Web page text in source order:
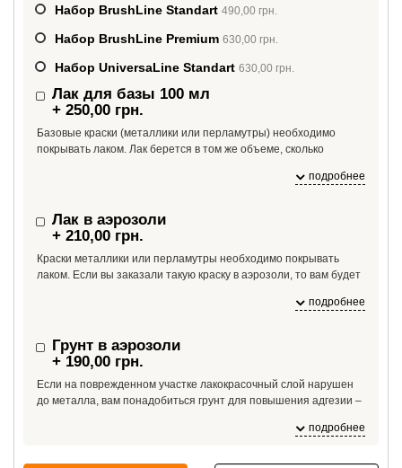
Набор BrushLine Standart 490,00 грн.
Набор BrushLine Premium 630,00 грн.
Набор UniversaLine Standart 630,00 грн.
Лак для базы 100 мл
+ 250,00 грн.
Базовые краски (металлики или перламутры) необходимо
покрывать лаком. Лак берется в том же объеме, сколько
подробнее
Лак в аэрозоли
+ 210,00 грн.
Краски металлики или перламутры необходимо покрывать
лаком. Если вы заказали такую краску в аэрозоли, то вам будет
подробнее
Грунт в аэрозоли
+ 190,00 грн.
Если на поврежденном участке лакокрасочный слой нарушен
до металла, вам понадобиться грунт для повышения адгезии –
подробнее